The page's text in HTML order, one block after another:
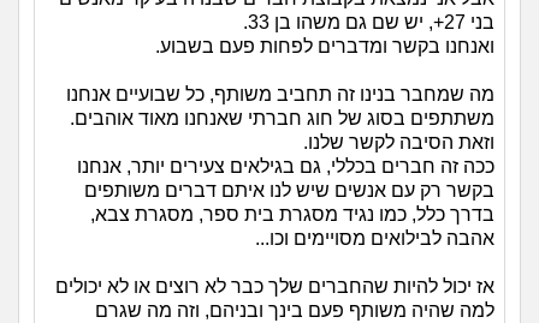
בני 27+, יש שם גם משהו בן 33.
ואנחנו בקשר ומדברים לפחות פעם בשבוע.
מה שמחבר בנינו זה תחביב משותף, כל שבועיים אנחנו
משתתפים בסוג של חוג חברתי שאנחנו מאוד אוהבים.
וזאת הסיבה לקשר שלנו.
ככה זה חברים בכללי, גם בגילאים צעירים יותר, אנחנו
בקשר רק עם אנשים שיש לנו איתם דברים משותפים
בדרך כלל, כמו נגיד מסגרת בית ספר, מסגרת צבא,
אהבה לבילואים מסויימים וכו...
אז יכול להיות שהחברים שלך כבר לא רוצים או לא יכולים
למה שהיה משותף פעם בינך ובניהם, וזה מה שגרם